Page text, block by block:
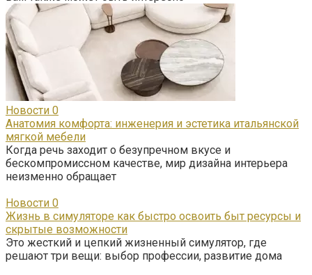
Новости 0
Анатомия комфорта: инженерия и эстетика итальянской
мягкой мебели
Когда речь заходит о безупречном вкусе и
бескомпромиссном качестве, мир дизайна интерьера
неизменно обращает
Новости 0
Жизнь в симуляторе как быстро освоить быт ресурсы и
скрытые возможности
Это жесткий и цепкий жизненный симулятор, где
решают три вещи: выбор профессии, развитие дома